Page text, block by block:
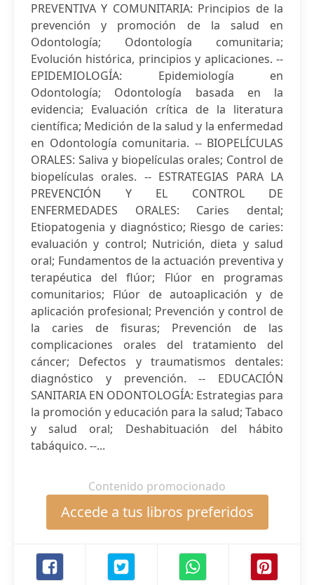
PREVENTIVA Y COMUNITARIA: Principios de la
prevención y promoción de la salud en
Odontología; Odontología comunitaria;
Evolución histórica, principios y aplicaciones. --
EPIDEMIOLOGÍA: Epidemiología en
Odontología; Odontología basada en la
evidencia; Evaluación crítica de la literatura
científica; Medición de la salud y la enfermedad
en Odontología comunitaria. -- BIOPELÍCULAS
ORALES: Saliva y biopelículas orales; Control de
biopelículas orales. -- ESTRATEGIAS PARA LA
PREVENCIÓN Y EL CONTROL DE
ENFERMEDADES ORALES: Caries dental;
Etiopatogenia y diagnóstico; Riesgo de caries:
evaluación y control; Nutrición, dieta y salud
oral; Fundamentos de la actuación preventiva y
terapéutica del flúor; Flúor en programas
comunitarios; Flúor de autoaplicación y de
aplicación profesional; Prevención y control de
la caries de fisuras; Prevención de las
complicaciones orales del tratamiento del
cáncer; Defectos y traumatismos dentales:
diagnóstico y prevención. -- EDUCACIÓN
SANITARIA EN ODONTOLOGÍA: Estrategias para
la promoción y educación para la salud; Tabaco
y salud oral; Deshabituación del hábito
tabáquico. --...
Contenido promocionado
Accede a tus libros preferidos